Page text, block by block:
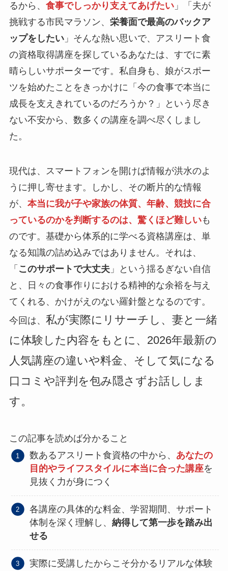
るから、 食事でしっかり支えてあげたい」「夫が
挑戦する市民マラソン、 栄養面で最高のバックア
ップをしたい」そんな熱い思いで、アスリート食
の資格取得講座を探しているあなたは、すでに素
晴らしいサポーターです。私自身も、娘がスポー
ツを始めたことをきっかけに「今の食事で本当に
成長を支えきれているのだろうか？」という尽き
ない不安から、数多くの講座を調べ尽くしまし
た。
現代は、スマートフォンを開けば情報が洪水のよ
うに押し寄せます。しかし、その断片的な情報
が、 本当に我が子や家族の体質、年齢、競技に合
っているのかを判断するのは、驚くほど難しいも
のです。基礎から体系的に学べる資格講座は、単
なる知識の詰め込みではありません。それは、
「 このサポートで大丈夫」という揺るぎない自信
と、日々の食事作りにおける精神的な余裕を与え
てくれる、かけがえのない羅針盤となるのです。
今回は、 私が実際にリサーチし、妻と一緒
に体験した内容をもとに、2026年最新の
人気講座の違いや料金、そして気になる
口コミや評判を包み隠さずお話ししま
す。
この記事を読めば分かること
数あるアスリート食資格の中から、 あなたの
目的やライフスタイルに本当に合った講座を
見抜く力が身につく
各講座の具体的な料金、学習期間、サポート
体制を深く理解し、納得して第一歩を踏み出
せる
実際に受講したからこそ分かるリアルな体験